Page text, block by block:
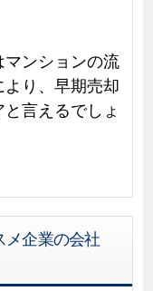
ンションの流
り、早期売却
言えるでしょ
メ企業の会社